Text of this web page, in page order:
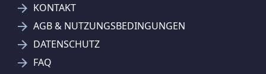
KONTAKT
AGB & NUTZUNGSBEDINGUNGEN
DATENSCHUTZ
FAQ